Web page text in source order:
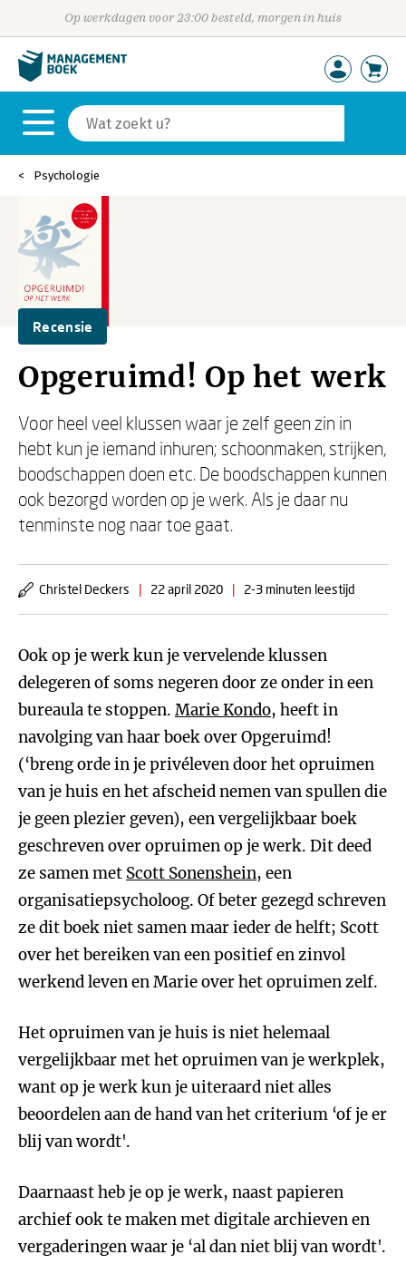
Op werkdagen voor 23:00 besteld, morgen in huis
Psychologie
Recensie
Opgeruimd! Op het werk
Voor heel veel klussen waar je zelf geen zin in
hebt kun je iemand inhuren; schoonmaken, strijken,
boodschappen doen etc. De boodschappen kunnen
ook bezorgd worden op je werk. Als je daar nu
tenminste nog naar toe gaat.
Christel Deckers | 22 april 2020 | 2-3 minuten leestijd
Ook op je werk kun je vervelende klussen
delegeren of soms negeren door ze onder in een
bureaula te stoppen. Marie Kondo, heeft in
navolging van haar boek over Opgeruimd!
(‘breng orde in je privéleven door het opruimen
van je huis en het afscheid nemen van spullen die
je geen plezier geven), een vergelijkbaar boek
geschreven over opruimen op je werk. Dit deed
ze samen met Scott Sonenshein, een
organisatiepsycholoog. Of beter gezegd schreven
ze dit boek niet samen maar ieder de helft; Scott
over het bereiken van een positief en zinvol
werkend leven en Marie over het opruimen zelf.
Het opruimen van je huis is niet helemaal
vergelijkbaar met het opruimen van je werkplek,
want op je werk kun je uiteraard niet alles
beoordelen aan de hand van het criterium ‘of je er
blij van wordt'.
Daarnaast heb je op je werk, naast papieren
archief ook te maken met digitale archieven en
vergaderingen waar je ‘al dan niet blij van wordt'.